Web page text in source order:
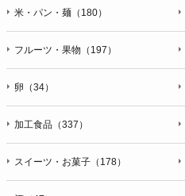
米・パン・麺（180）
フルーツ・果物（197）
卵（34）
加工食品（337）
スイーツ・お菓子（178）